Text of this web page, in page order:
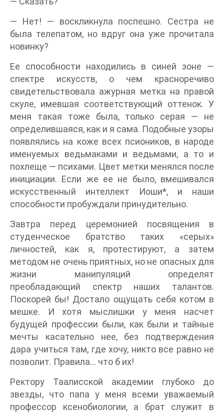
— Нет! — воскликнула поспешно. Сестра не
была телепатом, но вдруг она уже прочитала
новинку?
Ее способности находились в синей зоне —
спектре искусств, о чем красноречиво
свидетельствовала ажурная метка на правой
скуле, имевшая соответствующий оттенок. У
меня такая тоже была, только серая — не
определившаяся, как и я сама. Подобные узоры
появлялись на коже всех псиоников, в народе
именуемых ведьмаками и ведьмами, а то и
похлеще — психами. Цвет метки менялся после
инициации. Если же ее не было, вмешивался
искусственный интеллект Иоши*, и наши
способности пробуждали принудительно.
Завтра перед церемонией посвящения в
студенческое братство таких «серых»
личностей, как я, протестируют, а затем
методом не очень приятных, но не опасных для
жизни манипуляций определят
преобладающий спектр наших талантов.
Поскорей бы! Достало ощущать себя котом в
мешке. И хотя мыслишки у меня насчет
будущей профессии были, как были и тайные
мечты касательно нее, без подтверждения
дара учиться там, где хочу, никто все равно не
позволит. Правила… что б их!
Ректору Таалисской академии глубоко до
звезды, что папа у меня всеми уважаемый
профессор ксенобиологии, а брат служит в